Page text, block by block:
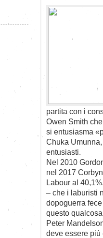
partita con i
Owen Smith
si entusiasma
Chuka
entusiasti.
Nel 2010
nel 2017
Labour al
– che i laburisti
dopoguerra
questo
Peter
deve essere